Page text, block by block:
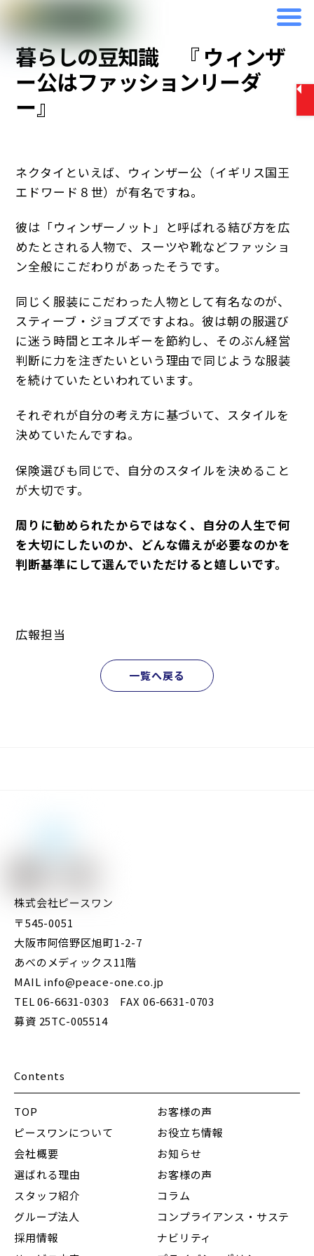
to
content
暮らしの豆知識 『 ウィンザ
ー公はファッションリーダ
ー』
ネクタイといえば、ウィンザー公（イギリス国王
エドワード８世）が有名ですね。
彼は「ウィンザーノット」と呼ばれる結び方を広
めたとされる人物で、スーツや靴などファッショ
ン全般にこだわりがあったそうです。
同じく服装にこだわった人物として有名なのが、
スティーブ・ジョブズですよね。彼は朝の服選び
に迷う時間とエネルギーを節約し、そのぶん経営
判断に力を注ぎたいという理由で同じような服装
を続けていたといわれています。
それぞれが自分の考え方に基づいて、スタイルを
決めていたんですね。
保険選びも同じで、自分のスタイルを決めること
が大切です。
周りに勧められたからではなく、自分の人生で何
を大切にしたいのか、どんな備えが必要なのかを
判断基準にして選んでいただけると嬉しいです。
広報担当
一覧へ戻る
株式会社ピースワン
〒545-0051
大阪市阿倍野区旭町1-2-7
あべのメディックス11階
MAIL info@peace-one.co.jp
TEL 06-6631-0303 FAX 06-6631-0703
募資 25TC-005514
Contents
TOP
ピースワンについて
会社概要
選ばれる理由
スタッフ紹介
グループ法人
採用情報
お客様の声
お役立ち情報
お知らせ
お客様の声
コラム
コンプライアンス・サステ
ナビリティ